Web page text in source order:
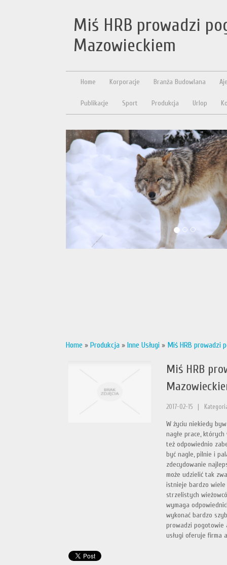
Miś HRB prowadzi
Mazowieckiem
Home Korporacje Branża Budowlana
Publikacje Sport Produkcja Urlop
Home » Produkcja » Inne Usługi » Miś HRB prowadzi
Miś HRB
2017-02-15
W życiu niekiedy
nagłe prace,
też odpowiednio
być nagle, pilnie i
zdecydowanie
może udzielić tak
istnieje bardzo wiele
strzelistych
wymaga
wykonać bardzo
prowadzi pogotowie
usługi oferuje firma